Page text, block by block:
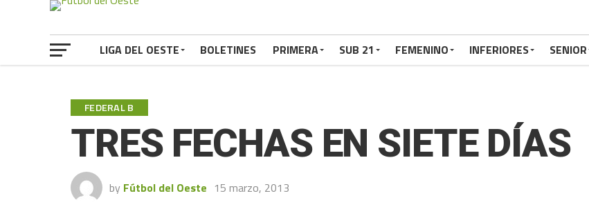
LIGA DEL OESTE BOLETINES PRIMERA SUB 21 FEMENINO INFERIORES SENIOR
FEDERAL B
TRES FECHAS EN SIETE DÍAS
by Fútbol del Oeste 15 marzo, 2013